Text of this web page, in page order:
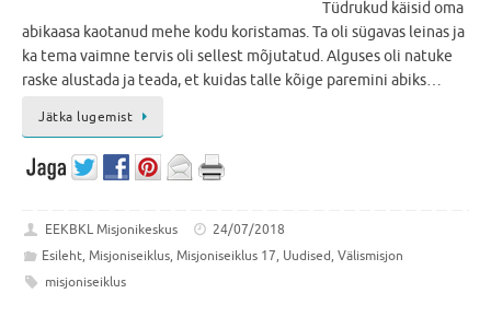
Tüdrukud käisid oma
abikaasa kaotanud mehe kodu koristamas. Ta oli sügavas leinas ja
ka tema vaimne tervis oli sellest mõjutatud. Alguses oli natuke
raske alustada ja teada, et kuidas talle kõige paremini abiks…
Jätka lugemist
EEKBKL Misjonikeskus
24/07/2018
Esileht, Misjoniseiklus, Misjoniseiklus 17, Uudised, Välismisjon
misjoniseiklus